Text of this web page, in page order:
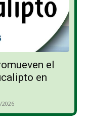
el
en
2026